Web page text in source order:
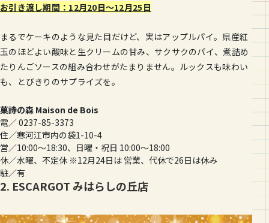
お引き渡し期間：12月20日〜12月25日
まるでケーキのような見た目だけど、実はアップルパイ。県産紅
玉のほどよい酸味と生クリームの甘み、サクサクのパイ、煮詰め
たりんごソースの組み合わせがたまりません。ルックスも味わい
も、とびきりのサプライズを。
菓詩の森 Maison de Bois
電／ 0237-85-3373
住／寒河江市内の袋1-10-4
営／10:00〜18:30、日曜・祝日 10:00〜18:00
休／水曜、不定休 ※12月24日は 営業、代休で26日は休み
駐／有
2. ESCARGOT みはらしの丘店